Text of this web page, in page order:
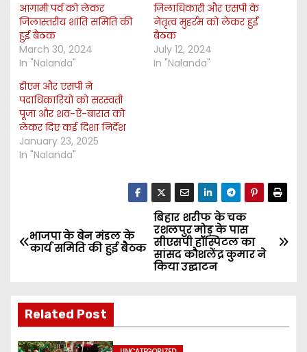
आगामी पर्व को लेकर
जिलास्तरीय शांति समिति की
हुई बैठक
March 30, 2024
In "Nalanda"
जिलाधिकारी और एसपी के
नेतृत्व मुहर्रम को लेकर हुई
बैठक
July 12, 2024
In "Nalanda"
डीएम और एसपी ने
पदाधिकारियो को सरस्वती
पूजा और शव-ऐ-बारात को
लेकर दिए कई दिशा निर्देश
January 23, 2025
In "Nalanda"
P
o
t
n
बिहार शरीफ के चक
रशलपुर मोड़ के पास
सीएसपी हॉस्पिटल का
सांसद कौशलेंद्र कुमार ने
किया उद्घाटन
भाजपा के बेन मंडल के
कार्य समिति की हुई बैठक
Related Post